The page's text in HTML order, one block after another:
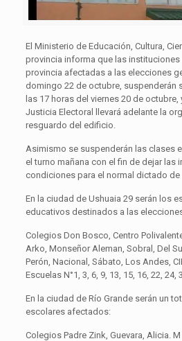
El Ministerio de Educación, Cultura,
provincia informa que las instituciones
provincia afectadas a las elecciones
domingo 22 de octubre, suspenderán
las 17 horas del viernes 20 de
Justicia Electoral llevará adelante la
resguardo del edificio.
Asimismo se suspenderán las clases
el turno mañana con el fin de dejar las
condiciones para el normal dictado de
En la ciudad de Ushuaia 29 serán los
educativos destinados a las
Colegios Don Bosco, Centro
Arko, Monseñor Aleman, Sobral, Del
Perón, Nacional, Sábato, Los Andes,
Escuelas N°1, 3, 6, 9, 13, 15, 16, 22, 24,
En la ciudad de Río Grande serán un
escolares afectados:
Colegios Padre Zink, Guevara, Alicia.